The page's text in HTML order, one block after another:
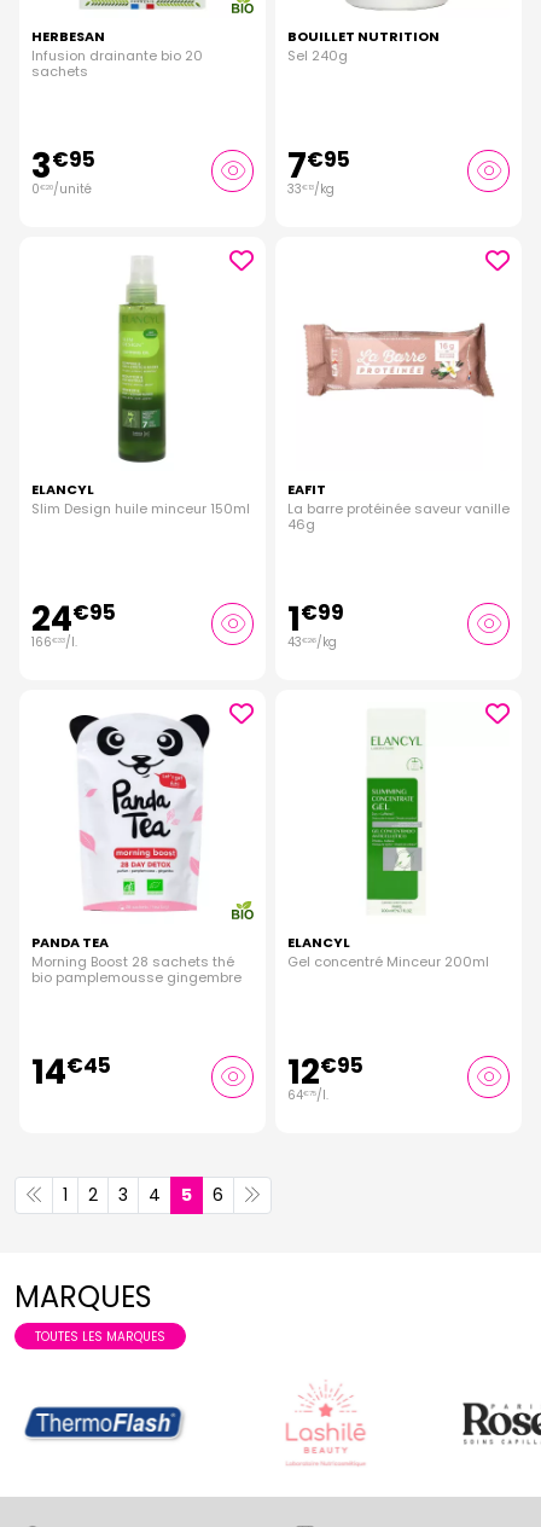
HERBESAN
Infusion drainante bio 20
sachets
3€95
0€20/unité
BOUILLET NUTRITION
Sel 240g
7€95
33€ 13/kg
ELANCYL
Slim Design huile minceur 150ml
24€95
166€33/l.
EAFIT
La barre protéinée saveur vanille
46g
1€99
43€26/kg
PANDA TEA
Morning Boost 28 sachets thé
bio pamplemousse gingembre
14€45
ELANCYL
Gel concentré Minceur 200ml
12€95
64€75/l.
1 2 3 4 5 6
MARQUES
TOUTES LES MARQUES